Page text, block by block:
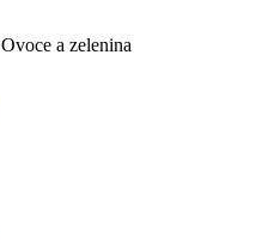
Ovoce a zelenina